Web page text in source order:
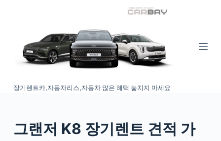
c장기렌트카,자동차리스,자동차 많은 혜택 놓치지 마세요
그랜저 K8 장기렌트 견적 가